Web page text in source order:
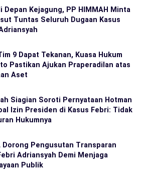
Depan Kejagung, PP HIMMAH Minta
Tuntas Seluruh Dugaan Kasus
9 Dapat Tekanan, Kuasa Hukum
Pastikan Ajukan Praperadilan atas
Aset
Siagian Soroti Pernyataan Hotman
Izin Presiden di Kasus Febri: Tidak
Hukumnya
Dorong Pengusutan Transparan
Adriansyah Demi Menjaga
Publik